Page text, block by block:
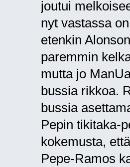
joutui
nyt vastassa
etenkin
paremmin
mutta jo
bussia rikkoa.
bussia
Pepin tikitaka-
kokemusta,
Pepe-Ramos